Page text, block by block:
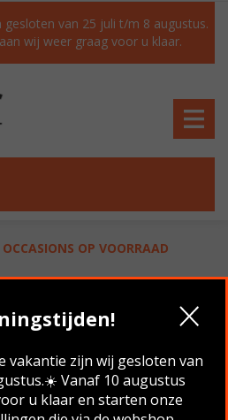
van 25 juli t/m 8 augustus.
wij weer graag voor u klaar.
OP VOORRAAD
NL BIJ AANKOOP
ONS MET EEN 9.6/10
vakantie zijn wij gesloten van
Vanaf 10 augustus
u klaar en starten onze